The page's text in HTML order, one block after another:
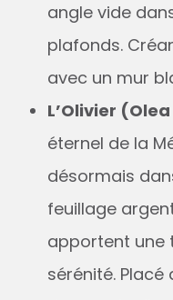
angle vide
plafonds.
avec un mur
L’Olivier
éternel de la
désormais
feuillage
apportent une
sérénité.